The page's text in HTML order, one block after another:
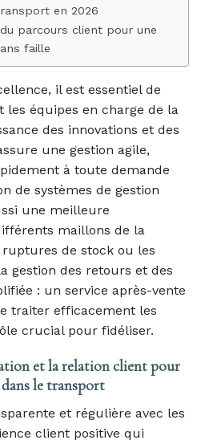
en 2026
parcours client pour une
faille
il est essentiel de
équipes en charge de la
des innovations et des
une gestion agile,
à toute demande
de systèmes de gestion
une meilleure
maillons de la
de stock ou les
gestion des retours et des
: un service après-vente
traiter efficacement les
crucial pour fidéliser.
et la relation client pour
le transport
et régulière avec les
client positive qui